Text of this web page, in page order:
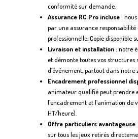
conformité sur demande.
Assurance RC Pro incluse: nous
par une assurance responsabilité
professionnelle. Copie disponible
Livraison et installation: notre
et démonte toutes vos structures
d’événement, partout dans notre
Encadrement professionnel
animateur qualifié peut prendre
l’encadrement et l’animation de
HT/heure).
Offre particuliers avantageuse
sur tous les jeux retirés